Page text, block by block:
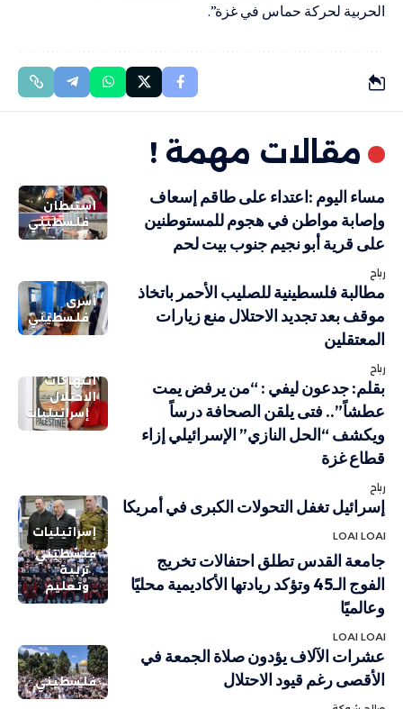
الحربية لحركة حماس في غزة”.
مقالات مهمة !
استيطان
فلسطيني
مساء اليوم :اعتداء على طاقم إسعاف
وإصابة مواطن في هجوم للمستوطنين
على قرية أبو نجيم جنوب بيت لحم
رباح
أسرى
فلسطيني
مطالبة فلسطينية للصليب الأحمر باتخاذ
موقف بعد تجديد الاحتلال منع زيارات
المعتقلين
رباح
انتهاكات
الاحتلال
إسرائيليات
بقلم: جدعون ليفي : “من يرفض يمت
عطشاً”.. فتى يلقن الصحافة درساً
ويكشف “الحل النازي” الإسرائيلي إزاء
قطاع غزة
رباح
إسرائيليات
إسرائيل تغفل التحولات الكبرى في أمريكا
LOAI LOAI
فلسطيني
تربية
وتعليم
جامعة القدس تطلق احتفالات تخريج
الفوج الـ45 وتؤكد ريادتها الأكاديمية محليًا
وعالميًا
LOAI LOAI
فلسطيني
عشرات الآلاف يؤدون صلاة الجمعة في
الأقصى رغم قيود الاحتلال